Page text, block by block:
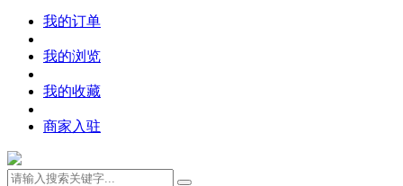
我的订单
我的浏览
我的收藏
商家入驻